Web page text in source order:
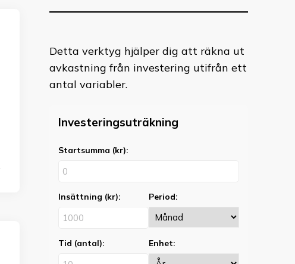
något?
Detta verktyg hjälper dig att räkna ut
avkastning från investering utifrån ett
antal variabler.
Investeringsuträkning
Startsumma (kr):
Insättning (kr): Period:
Tid (antal): Enhet: